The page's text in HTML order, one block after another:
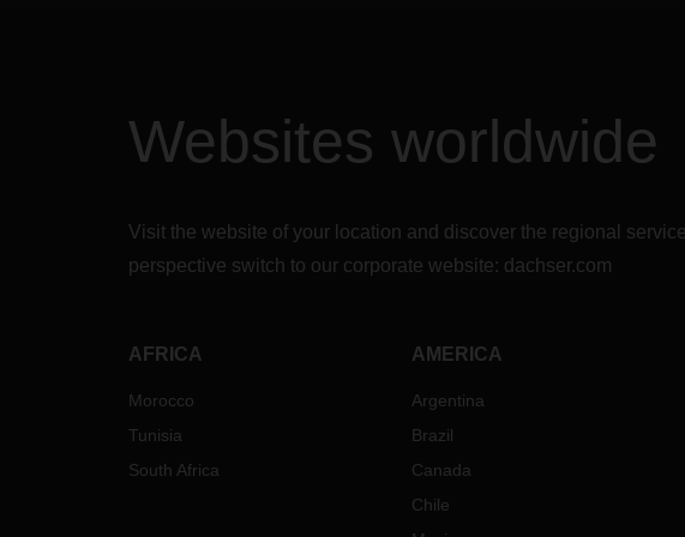
Websites worldwide
Visit the website of your location and discover the regional
perspective switch to our corporate website: dachser.com
AFRICA
Morocco
Tunisia
South Africa
AMERICA
Argentina
Brazil
Canada
Chile